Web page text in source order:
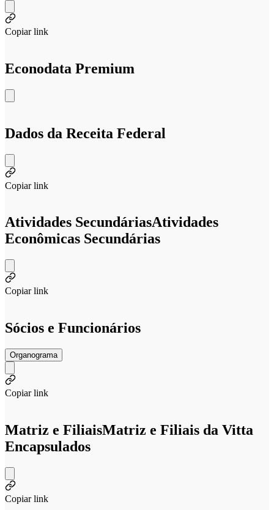
Copiar link
Econodata Premium
Dados da Receita Federal
Copiar link
Atividades SecundáriasAtividades
Econômicas Secundárias
Copiar link
Sócios e Funcionários
Organograma
Copiar link
Matriz e FiliaisMatriz e Filiais da Vitta
Encapsulados
Copiar link